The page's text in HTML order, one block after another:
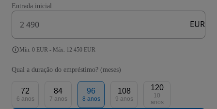
Entrada inicial
EUR
Mín. 0 EUR - Máx. 12 450 EUR
Qual a duração do empréstimo? (meses)
72
6 anos
84
7 anos
96
8 anos
108
9 anos
120
10
anos